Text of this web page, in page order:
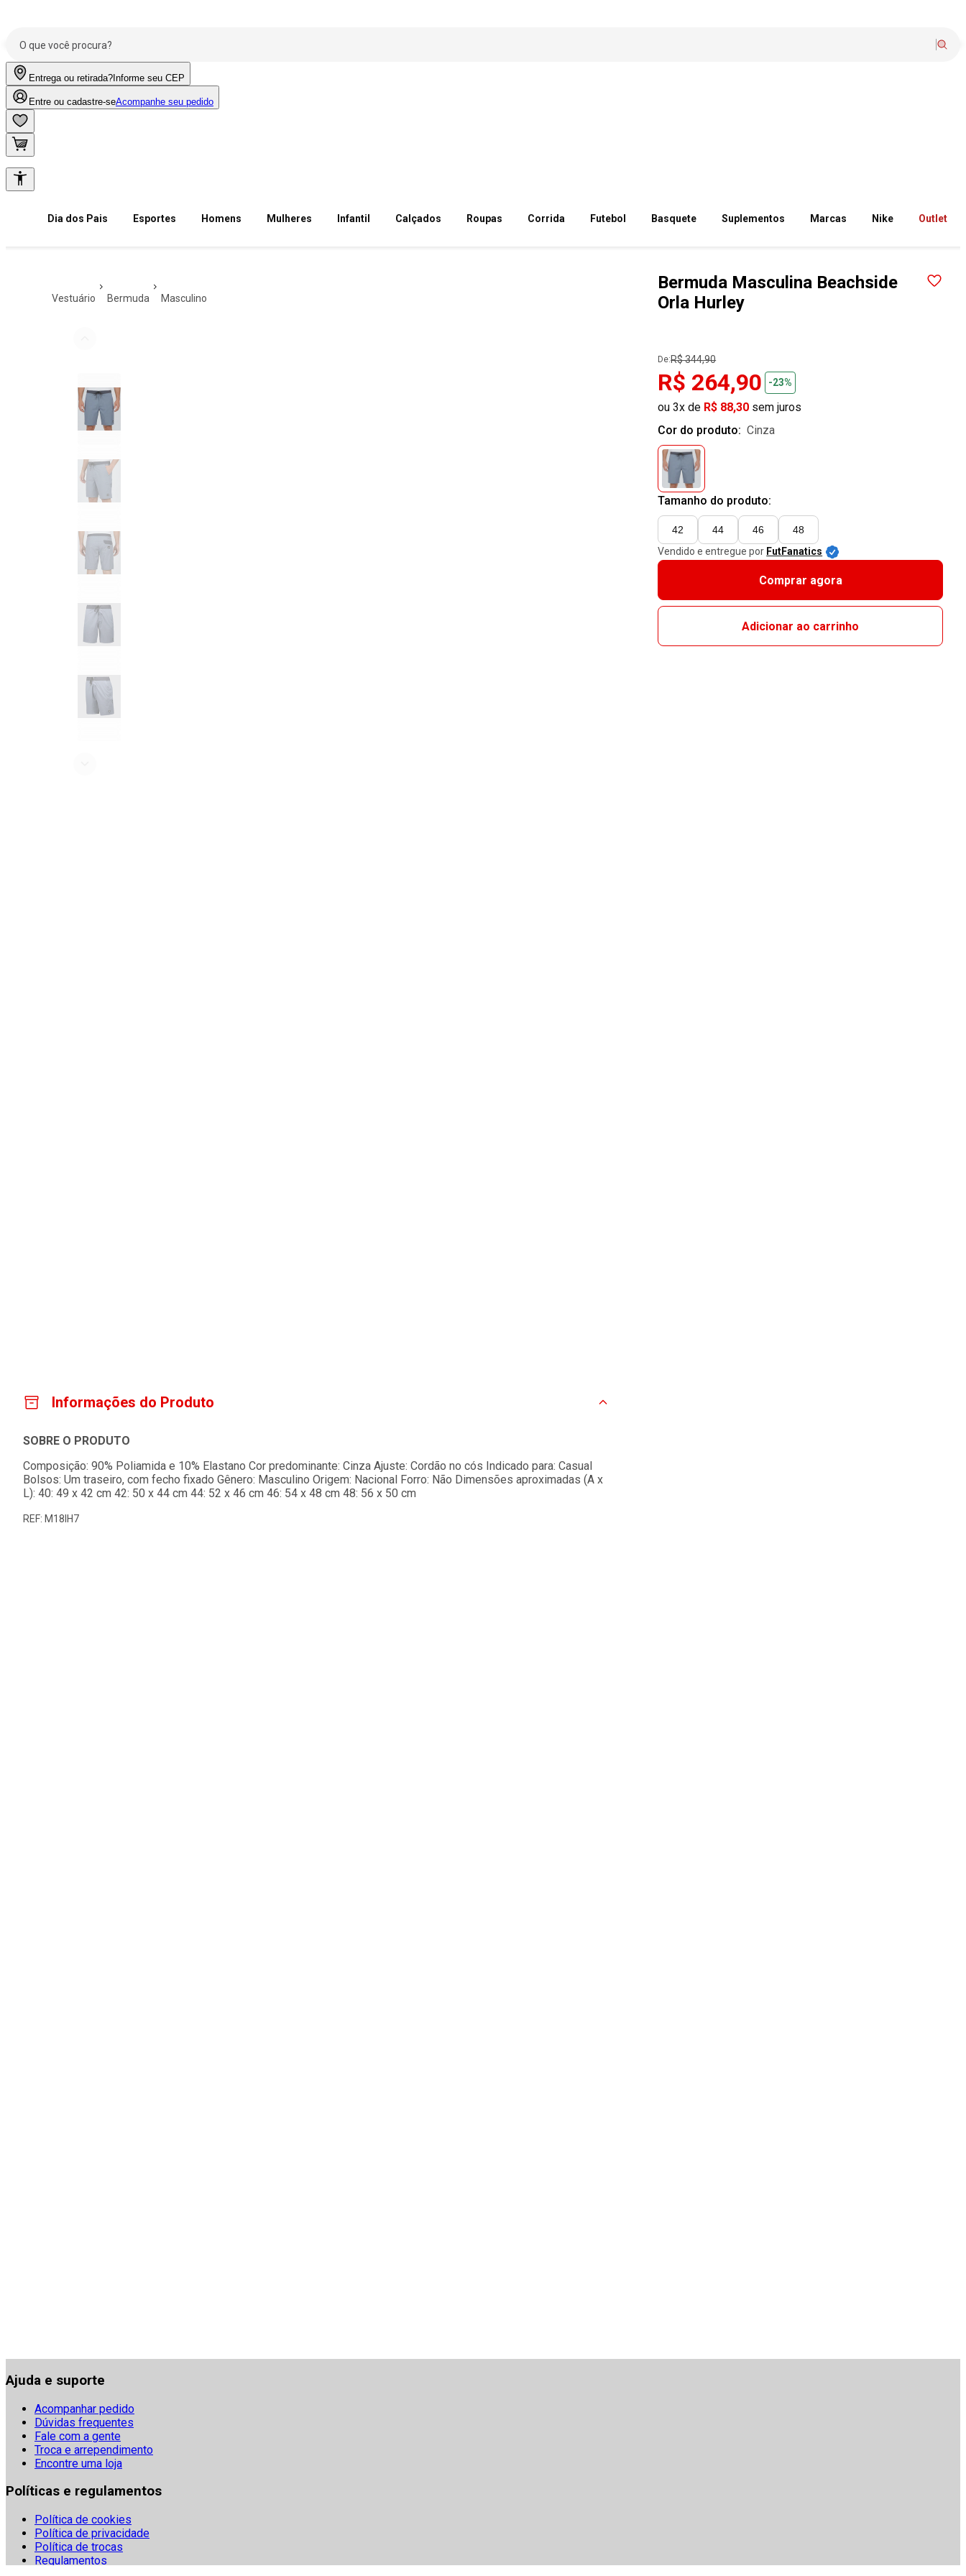
Entrega ou retirada? Informe seu CEP
Entre ou cadastre-seAcompanhe seu pedido
Dia dos Pais Esportes Homens Mulheres Infantil Calçados Roupas Corrida Futebol Basquete Suplementos Marcas Nike Outlet
vestuário bermuda masculino
Bermuda Masculina Beachside
Orla Hurley
De:R$ 344,90
R$ 264,90 -23%
ou 3x de R$ 88,30 sem juros
Cor do produto:
cinza
Tamanho do produto:
42 44 46
48
Vendido e entregue por FutFanatics
Comprar agora
Adicionar ao carrinho
Informações do Produto
SOBRE O PRODUTO
Composição: 90% Poliamida e 10% Elastano Cor predominante: Cinza Ajuste: Cordão no cós Indicado para: Casual
Bolsos: Um traseiro, com fecho fixado Gênero: Masculino Origem: Nacional Forro: Não Dimensões aproximadas (A x
L): 40: 49 x 42 cm 42: 50 x 44 cm 44: 52 x 46 cm 46: 54 x 48 cm 48: 56 x 50 cm
REF: M18IH7
Ajuda e suporte
Acompanhar pedido
Dúvidas frequentes
Fale com a gente
Troca e arrependimento
Encontre uma loja
Políticas e regulamentos
Política de cookies
Política de privacidade
Política de trocas
Regulamentos